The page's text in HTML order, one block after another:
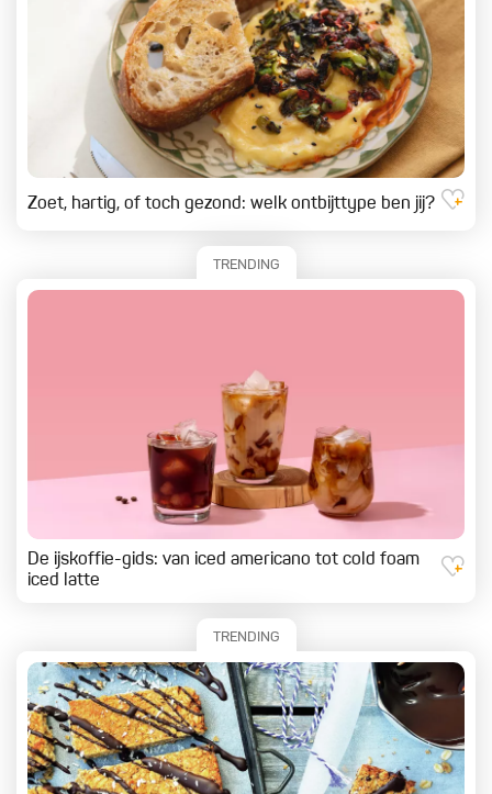
Zoet, hartig, of toch gezond: welk ontbijttype ben jij?
TRENDING
De ijskoffie-gids: van iced americano tot cold foam
iced latte
TRENDING